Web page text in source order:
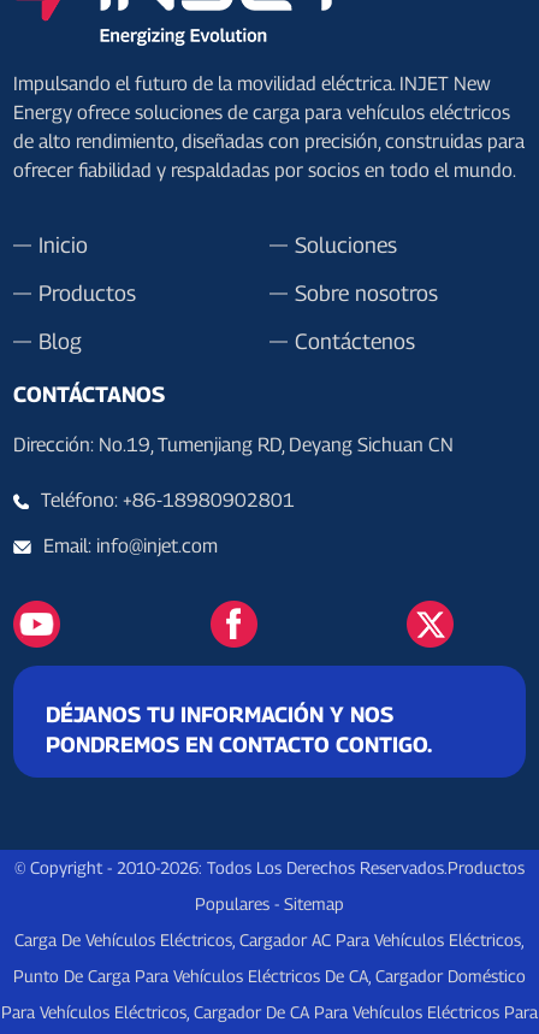
Impulsando el futuro de la movilidad eléctrica. INJET New
Energy ofrece soluciones de carga para vehículos eléctricos
de alto rendimiento, diseñadas con precisión, construidas para
ofrecer fiabilidad y respaldadas por socios en todo el mundo.
Inicio
Soluciones
Productos
Sobre nosotros
Blog
Contáctenos
CONTÁCTANOS
Dirección: No.19, Tumenjiang RD, Deyang Sichuan CN
Teléfono: +86-18980902801
Email: info@injet.com
DÉJANOS TU INFORMACIÓN Y NOS
PONDREMOS EN CONTACTO CONTIGO.
© Copyright - 2010-2026: Todos Los Derechos Reservados.Productos
Populares - Sitemap
Carga De Vehículos Eléctricos Cargador AC Para Vehículos Eléctricos
Punto De Carga Para Vehículos Eléctricos De CA Cargador Doméstico
Para Vehículos Eléctricos Cargador De CA Para Vehículos Eléctricos Para